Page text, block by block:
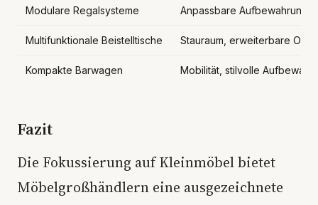
Modulare Regalsysteme Anpassbare Aufbewahrung
Multifunktionale Beistelltische Stauraum, erweiterbare
Kompakte Barwagen Mobilität, stilvolle
Fazit
Die Fokussierung auf Kleinmöbel bietet
Möbelgroßhändlern eine ausgezeichnete